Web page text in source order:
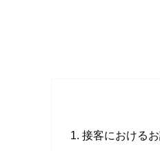
接客における